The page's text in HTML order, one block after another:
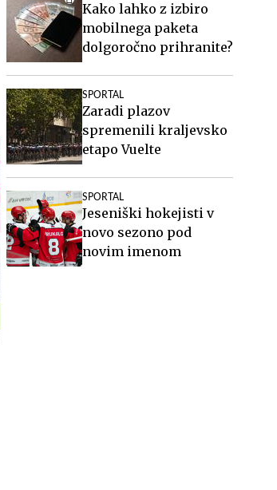
Kako lahko z izbiro
mobilnega paketa
dolgoročno prihranite?
SPORTAL
Zaradi plazov
spremenili kraljevsko
etapo Vuelte
SPORTAL
Jeseniški hokejisti v
novo sezono pod
novim imenom